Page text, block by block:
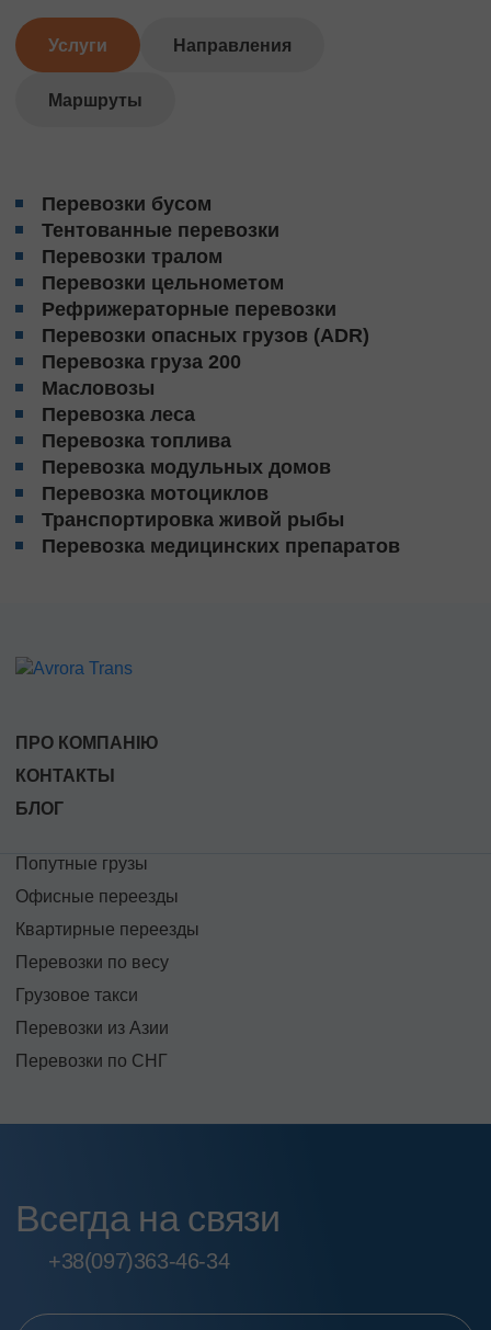
Услуги Направления
Маршруты
Перевозки бусом
Тентованные перевозки
Перевозки тралом
Перевозки цельнометом
Рефрижераторные перевозки
Перевозки опасных грузов (ADR)
Перевозка груза 200
Масловозы
Перевозка леса
Перевозка топлива
Перевозка модульных домов
Перевозка мотоциклов
Транспортировка живой рыбы
Перевозка медицинских препаратов
ПРО КОМПАНІЮ
КОНТАКТЫ
БЛОГ
Попутные грузы
Офисные переезды
Квартирные переезды
Перевозки по весу
Грузовое такси
Перевозки из Азии
Перевозки по СНГ
Всегда на связи
+38(097)363-46-34